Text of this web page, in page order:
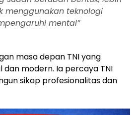
menggunakan teknologi
mental”
masa depan TNI yang
modern. Ia percaya TNI
sikap profesionalitas dan